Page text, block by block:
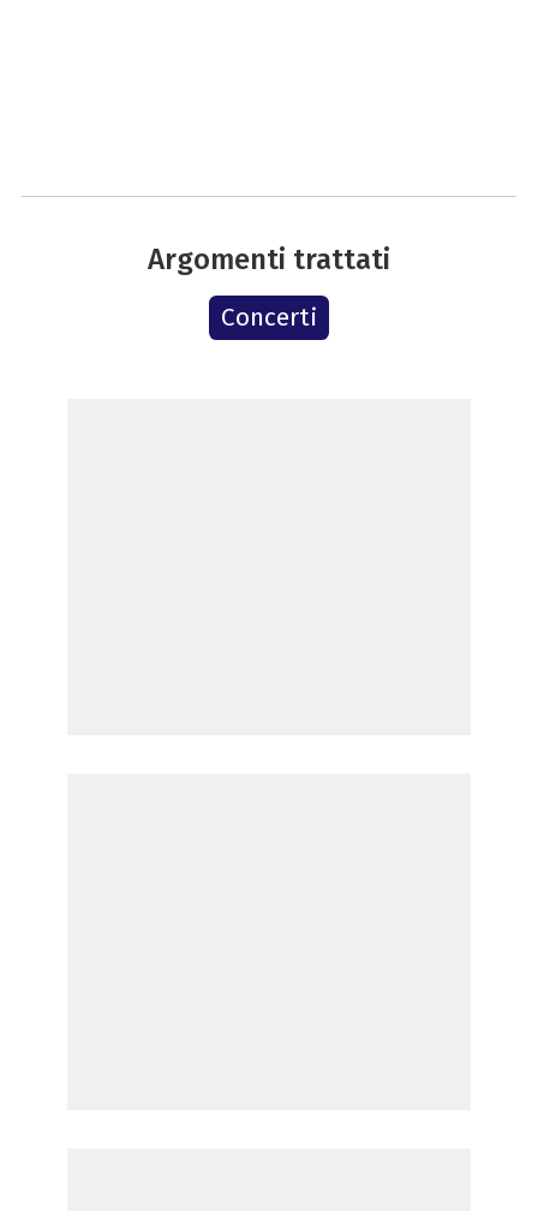
Argomenti trattati
Concerti